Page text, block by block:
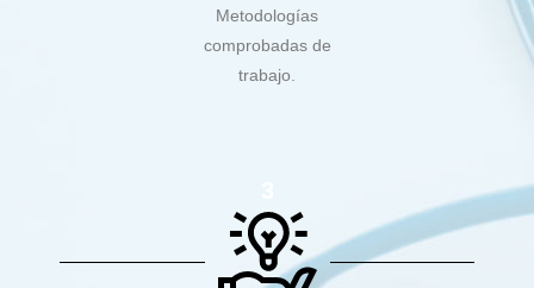
Metodologías
comprobadas de
trabajo.